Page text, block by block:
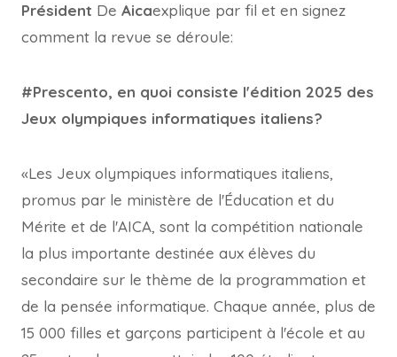
Président De Aicaexplique par fil et en signez
comment la revue se déroule:
#Prescento, en quoi consiste l'édition 2025 des
Jeux olympiques informatiques italiens?
«Les Jeux olympiques informatiques italiens,
promus par le ministère de l'Éducation et du
Mérite et de l'AICA, sont la compétition nationale
la plus importante destinée aux élèves du
secondaire sur le thème de la programmation et
de la pensée informatique. Chaque année, plus de
15 000 filles et garçons participent à l'école et au